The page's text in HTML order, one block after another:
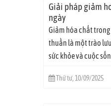
Giải pháp giảm
ngày
Giảm hóa chất
thuần là một trào
sức khỏe và cuộc
Thứ tư, 10/09/2025